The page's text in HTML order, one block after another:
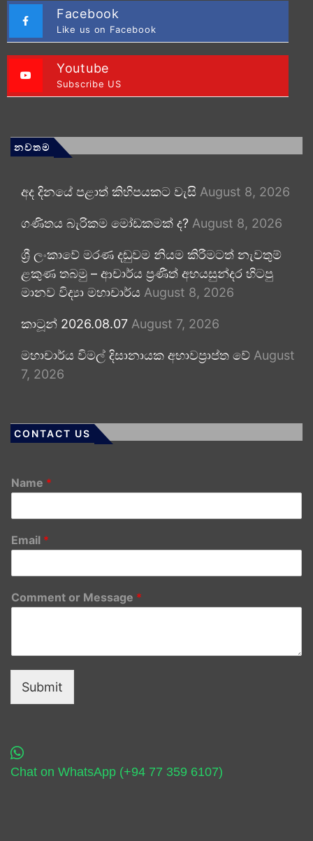
Facebook
Like us on Facebook
Youtube
Subscribe US
නවතම
අද දිනයේ පළාත් කිහිපයකට වැසි August 8, 2026
ගණිතය බැරිකම මෝඩකමක් ද? August 8, 2026
ශ්‍රී ලංකාවේ මරණ දඬුවම නියම කිරීමටත් නැවතුම්
ළකුණ තබමු – ආචාර්ය ප්‍රණීත් අභයසුන්දර හිටපු
මානව විද්‍යා මහාචාර්ය August 8, 2026
කාටූන් 2026.08.07 August 7, 2026
මහාචාර්ය විමල් දිසානායක අභාවප්‍රාප්ත වේ August
7, 2026
CONTACT US
Name *
Email *
Comment or Message *
Submit
Chat on WhatsApp (+94 77 359 6107)